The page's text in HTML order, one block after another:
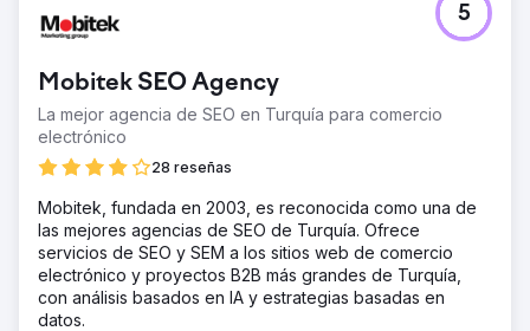
Mobitek SEO Agency
La mejor agencia de SEO en Turquía para comercio
electrónico
28 reseñas
5
Mobitek, fundada en 2003, es reconocida como una de
las mejores agencias de SEO de Turquía. Ofrece
servicios de SEO y SEM a los sitios web de comercio
electrónico y proyectos B2B más grandes de Turquía,
con análisis basados en IA y estrategias basadas en
datos.